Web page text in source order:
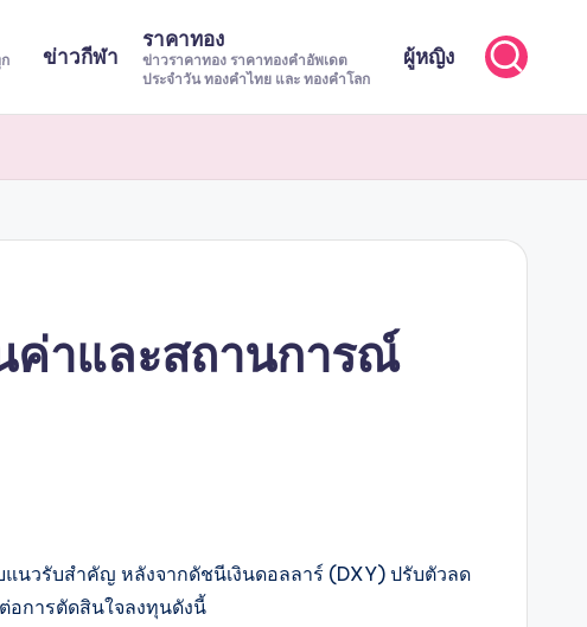
ข่าวกีฬา
ราคาทอง
ข่าวราคาทอง ราคาทองคำอัพเดต
ประจำวัน ทองคำไทย และ ทองคำโลก
ผู้หญิง
ค่าและสถานการณ์
นวรับสำคัญ หลังจากดัชนีเงินดอลลาร์ (DXY) ปรับตัวลด
อการตัดสินใจลงทุนดังนี้